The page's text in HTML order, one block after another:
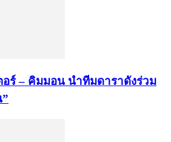
อร์ – คิมมอน นำทีมดาราดังร่วม